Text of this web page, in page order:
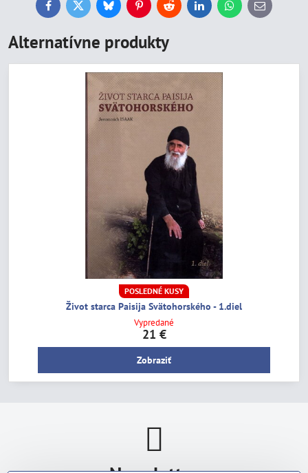
FacebookTwitterBlueskyPinterestReddit LinkedInWhatsApp
E-
mail
Alternatívne produkty
POSLEDNÉ KUSY
Život starca Paisija Svätohorského - 1.diel
Vypredané
21 €
Zobraziť